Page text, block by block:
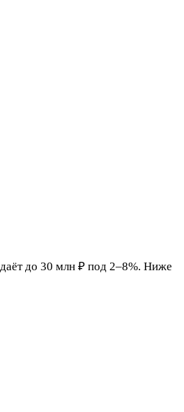
даёт до 30 млн ₽ под 2–8%. Ниже